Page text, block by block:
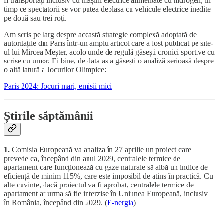
timp ce spectatorii se vor putea deplasa cu vehicule electrice inedite
pe două sau trei roți.
Am scris pe larg despre această strategie complexă adoptată de
autoritățile din Paris într-un amplu articol care a fost publicat pe site-
ul lui Mircea Meșter, acolo unde de regulă găsești cronici sportive cu
scrise cu umor. Ei bine, de data asta găsești o analiză serioasă despre
o altă latură a Jocurilor Olimpice:
Paris 2024: Jocuri mari, emisii mici
Știrile săptămânii
1. Comisia Europeană va analiza în 27 aprilie un proiect care
prevede ca, începând din anul 2029, centralele termice de
apartament care funcționează cu gaze naturale să aibă un indice de
eficiență de minim 115%, care este imposibil de atins în practică. Cu
alte cuvinte, dacă proiectul va fi aprobat, centralele termice de
apartament ar urma să fie interzise în Uniunea Europeană, inclusiv
în România, începând din 2029. (E-nergia)